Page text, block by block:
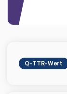
Q-TTR-Wert